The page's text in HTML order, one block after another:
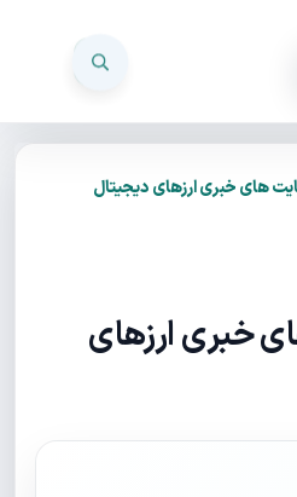
های خبری ارزهای دیجیتال
خبری ارزهای